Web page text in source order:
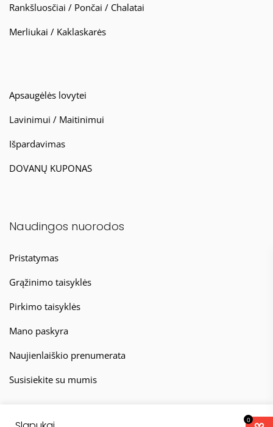
Rankšluosčiai / Pončai / Chalatai
Merliukai / Kaklaskarės
Apsaugėlės lovytei
Lavinimui / Maitinimui
Išpardavimas
DOVANŲ KUPONAS
Naudingos nuorodos
Pristatymas
Grąžinimo taisyklės
Pirkimo taisyklės
Mano paskyra
Naujienlaiškio prenumerata
Susisiekite su mumis
0